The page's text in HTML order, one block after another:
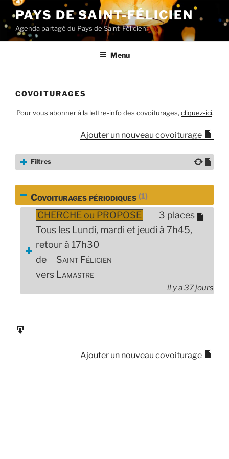
Aller
au
contenu
principal
PAYS DE SAINT-FÉLICIEN
Agenda partagé du Pays de Saint-Félicien
Menu
COVOITURAGES
Pour vous abonner à la lettre-info des covoiturages, cliquez-ici.
Ajouter un nouveau covoiturage
Filtres
Covoiturages périodiques (1)
CHERCHE ou PROPOSE
3 places
Tous les Lundi, mardi et jeudi à 7h45,
retour à 17h30
de
Saint Félicien
vers Lamastre
il y a 37 jours
Ajouter un nouveau covoiturage